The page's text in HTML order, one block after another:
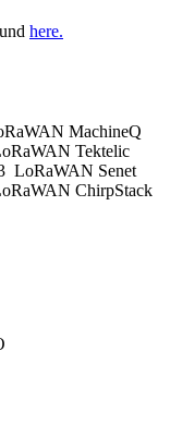
here.
MachineQ
Tektelic
LoRaWAN Senet
ChirpStack